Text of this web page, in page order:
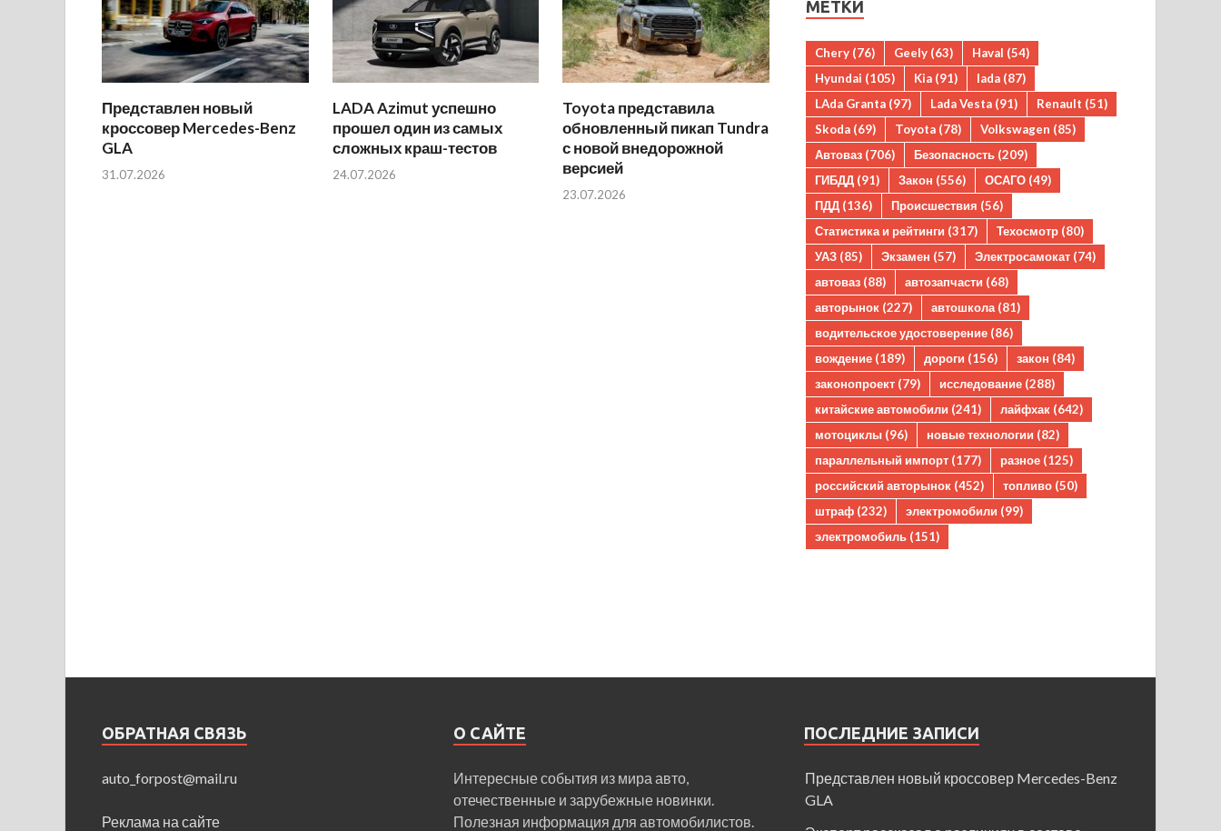
Представлен новый
кроссовер Mercedes-Benz
GLA
31.07.2026
LADA Azimut успешно
прошел один из самых
сложных краш-тестов
24.07.2026
Toyota представила
обновленный пикап Tundra
с новой внедорожной
версией
23.07.2026
МЕТКИ
Chery (76) Geely (63) Haval (54)
Hyundai (105) Kia (91) lada (87)
LAda Granta (97) Lada Vesta (91) Renault (51)
Skoda (69) Toyota (78) Volkswagen (85)
Автоваз (706) Безопасность (209)
ГИБДД (91) Закон (556) ОСАГО (49)
ПДД (136) Происшествия (56)
Статистика и рейтинги (317) Техосмотр (80)
УАЗ (85) Экзамен (57) Электросамокат (74)
автоваз (88) автозапчасти (68)
авторынок (227) автошкола (81)
водительское удостоверение (86)
вождение (189) дороги (156) закон (84)
законопроект (79) исследование (288)
китайские автомобили (241) лайфхак (642)
мотоциклы (96) новые технологии (82)
параллельный импорт (177) разное (125)
российский авторынок (452) топливо (50)
штраф (232) электромобили (99)
электромобиль (151)
ОБРАТНАЯ СВЯЗЬ
auto_forpost@mail.ru
Реклама на сайте
О САЙТЕ
Интересные события из мира авто,
отечественные и зарубежные новинки.
Полезная информация для автомобилистов.
ПОСЛЕДНИЕ ЗАПИСИ
Представлен новый кроссовер Mercedes-Benz
GLA